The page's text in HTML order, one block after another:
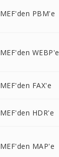
MEF'den PBM'e
MEF'den WEBP'e
MEF'den FAX'e
MEF'den HDR'e
MEF'den MAP'e